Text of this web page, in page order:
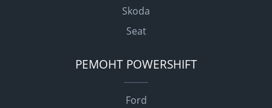
Skoda
Seat
РЕМОНТ POWERSHIFT
Ford